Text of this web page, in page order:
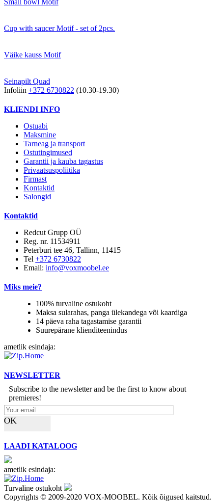
Cup with saucer Motif - set of 2pcs.
Väike kauss Motif
Seinapilt Quad
Infoliin +372 6730822 (10.30-19.30)
KLIENDI INFO
Ostuabi
Maksmine
Tarneag ja transport
Ostutingimused
Garantii ja kauba tagastus
Privaatsuspoliitika
Firmast
Kontaktid
Salongid
Kontaktid
Redcut Grupp OÜ
Reg. nr. 11534911
Peterburi tee 46, Tallinn, 11415
Tel +372 6730822
Email: info@voxmoobel.ee
Miks meie?
100% turvaline ostukoht
Maksa sularahas, panga ülekandega või kaardiga
14 päeva raha tagastamise garantii
Suurepärane klienditeenindus
ametlik esindaja:
NEWSLETTER
Subscribe to the newsletter and be the first to know about
premieres!
OK
LAADI KATALOOG
ametlik esindaja:
Turvaline ostukoht
Copyrights © 2009-2020 VOX-MOOBEL. Kõik õigused kaitstud.